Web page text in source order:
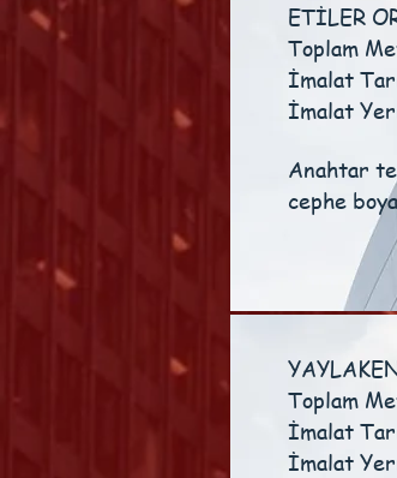
ETİLER
Toplam
İmalat
İmalat
Anahtar
cephe
Toplam
İmalat
İmalat